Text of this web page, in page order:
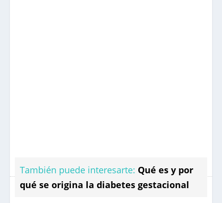
También puede interesarte: Qué es y por
qué se origina la diabetes gestacional